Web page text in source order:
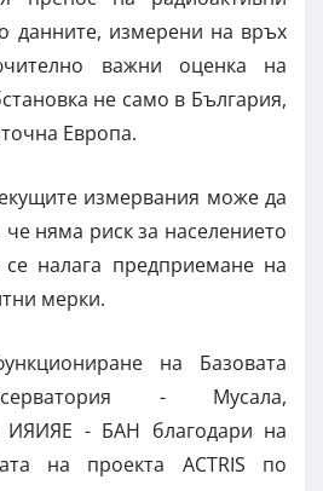
данните, измерени на връх
важни оценка на
не само в България,
Европа.
измервания може да
няма риск за населението
налага предприемане на
мерки.
на Базовата
- Мусала,
ИЯИЯЕ - БАН благодари на
на проекта ACTRIS по